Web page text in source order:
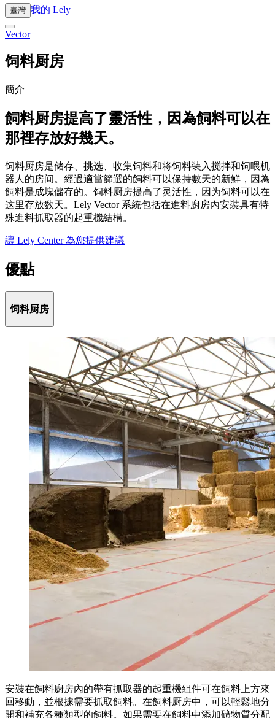
臺灣 我的 Lely
Vector
饲料厨房
簡介
飼料厨房提高了靈活性，因為飼料可以在
那裡存放好幾天。
饲料厨房是储存、挑选、收集饲料和将饲料装入搅拌和饲喂机
器人的房间。經過適當篩選的飼料可以保持數天的新鮮，因為
飼料是成塊儲存的。饲料厨房提高了灵活性，因为饲料可以在
这里存放数天。Lely Vector 系統包括在進料廚房內安裝具有特
殊進料抓取器的起重機結構。
讓 Lely Center 為您提供建議
優點
饲料厨房
安裝在飼料廚房內的帶有抓取器的起重機組件可在飼料上方來
回移動，並根據需要抓取飼料。在飼料厨房中，可以輕鬆地分
開和補充各種類型的飼料。如果需要在飼料中添加礦物質分配